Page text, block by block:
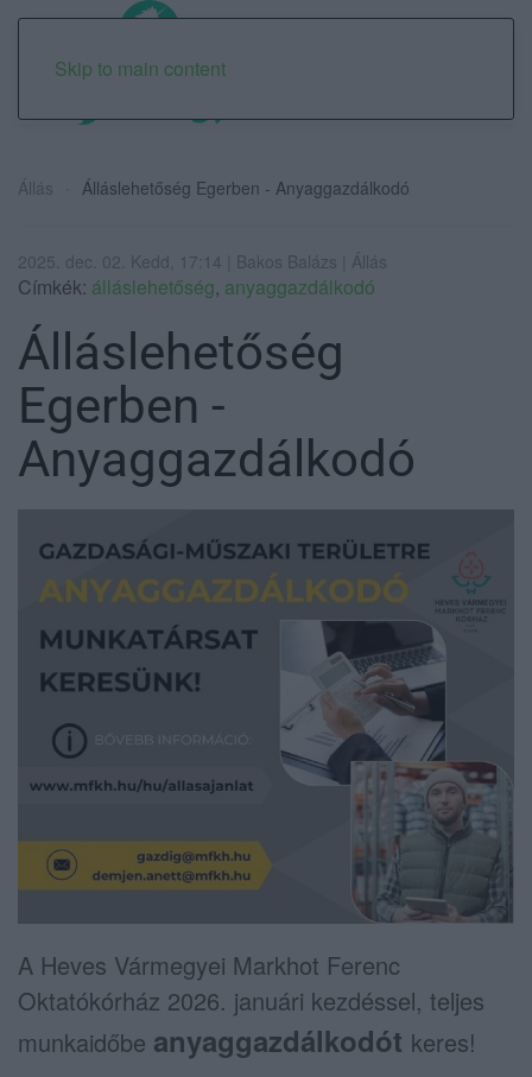
Skip to main content
Állás Álláslehetőség Egerben - Anyaggazdálkodó
2025. dec. 02. Kedd, 17:14 | Bakos Balázs | Állás
Címkék: álláslehetőség, anyaggazdálkodó
Álláslehetőség
Egerben -
Anyaggazdálkodó
A Heves Vármegyei Markhot Ferenc
Oktatókórház 2026. januári kezdéssel, teljes
munkaidőbe anyaggazdálkodót keres!